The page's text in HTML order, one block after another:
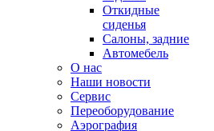
Откидные
сиденья
Салоны, задние
Автомебель
О нас
Наши новости
Сервис
Переоборудование
Аэрография